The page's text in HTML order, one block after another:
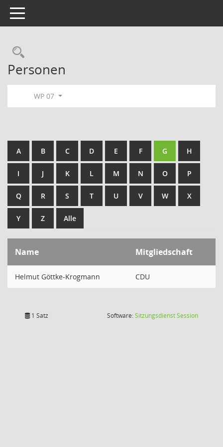
Toggle navigation
Rechercheauswahl
Personen
WP 07
A B C D E F G H
I J K L M N O P
Q R S T U V W X
Y Z Alle
Name Mitgliedschaft
Helmut Göttke-Krogmann CDU
1 Satz Software:SitzungsdienstSession(Wird in